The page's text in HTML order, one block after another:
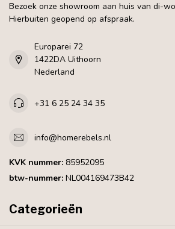
Bezoek onze showroom aan huis van di-
Hierbuiten geopend op afspraak.
Europarei 72
1422DA Uithoorn
Nederland
+31 6 25 24 34 35
info@homerebels.nl
KVK nummer: 85952095
btw-nummer: NL004169473B42
Categorieën